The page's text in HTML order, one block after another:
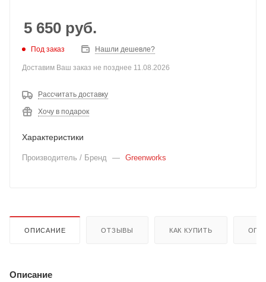
5 650 руб.
Под заказ Нашли дешевле?
Доставим Ваш заказ не позднее 11.08.2026
Рассчитать доставку
Хочу в подарок
Характеристики
Производитель / Бренд — Greenworks
ОПИСАНИЕ ОТЗЫВЫ КАК КУПИТЬ
Описание